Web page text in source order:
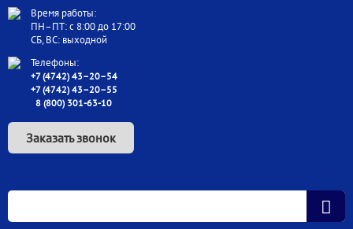
Время работы:
ПН–ПТ: с 8:00 до 17:00
СБ, ВС: выходной
Телефоны:
+7 (4742) 43–20–54
+7 (4742) 43–20–55
8 (800) 301-63-10
Заказать звонок